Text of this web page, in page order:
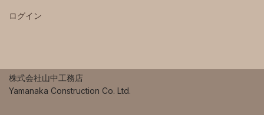
ログイン
株式会社山中工務店
Yamanaka Construction Co. Ltd.